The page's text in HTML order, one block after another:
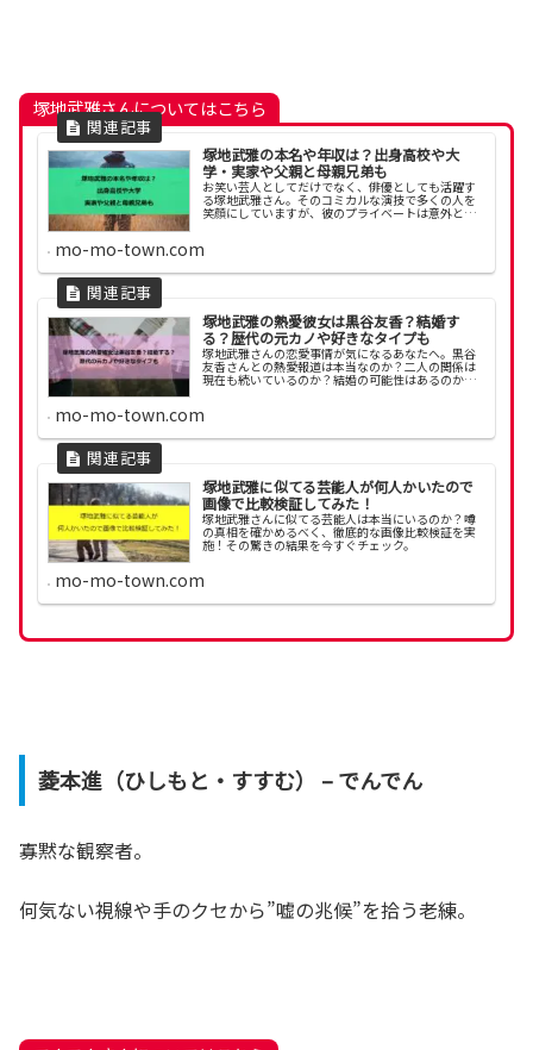
塚地武雅さんについてはこちら
塚地武雅の本名や年収は？出身高校や大
学・実家や父親と母親兄弟も
お笑い芸人としてだけでなく、俳優としても活躍す
る塚地武雅さん。そのコミカルな演技で多くの人を
笑顔にしていますが、彼のプライベートは意外と知
情報を詳しく解説します。
mo-mo-town.com
塚地武雅の熱愛彼女は黒谷友香？結婚す
る？歴代の元カノや好きなタイプも
塚地武雅さんの恋愛事情が気になるあなたへ。黒谷
友香さんとの熱愛報道は本当なのか？二人の関係は
現在も続いているのか？結婚の可能性はあるのか？
過去の恋愛遍歴や好きなタイプから、彼の恋愛観や
mo-mo-town.com
塚地武雅に似てる芸能人が何人かいたので
画像で比較検証してみた！
塚地武雅さんに似てる芸能人は本当にいるのか？噂
の真相を確かめるべく、徹底的な画像比較検証を実
施！その驚きの結果を今すぐチェック。
mo-mo-town.com
菱本進（ひしもと・すすむ） – でんでん
寡黙な観察者。
何気ない視線や手のクセから”嘘の兆候”を拾う老練。